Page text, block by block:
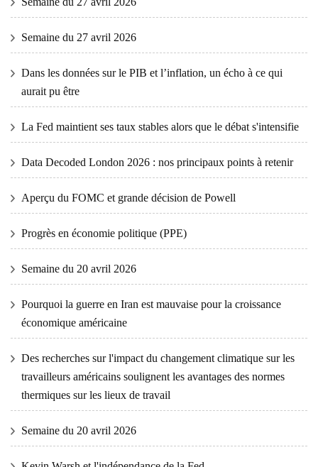
Semaine du 27 avril 2026
Dans les données sur le PIB et l’inflation, un écho à ce qui
aurait pu être
La Fed maintient ses taux stables alors que le débat s'intensifie
Data Decoded London 2026 : nos principaux points à retenir
Aperçu du FOMC et grande décision de Powell
Progrès en économie politique (PPE)
Semaine du 20 avril 2026
Pourquoi la guerre en Iran est mauvaise pour la croissance
économique américaine
Des recherches sur l'impact du changement climatique sur les
travailleurs américains soulignent les avantages des normes
thermiques sur les lieux de travail
Semaine du 20 avril 2026